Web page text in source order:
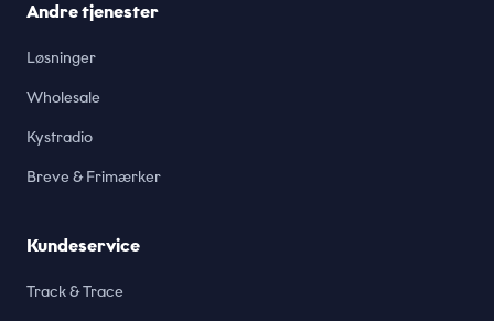
Andre tjenester
Løsninger
Wholesale
Kystradio
Breve & Frimærker
Kundeservice
Track & Trace